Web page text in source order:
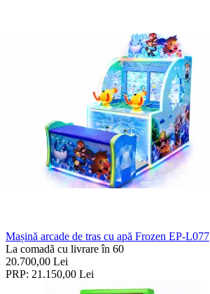
Mașină arcade de tras cu apă Frozen EP-L077
La comadã cu livrare în 60
20.700,00 Lei
PRP: 21.150,00 Lei